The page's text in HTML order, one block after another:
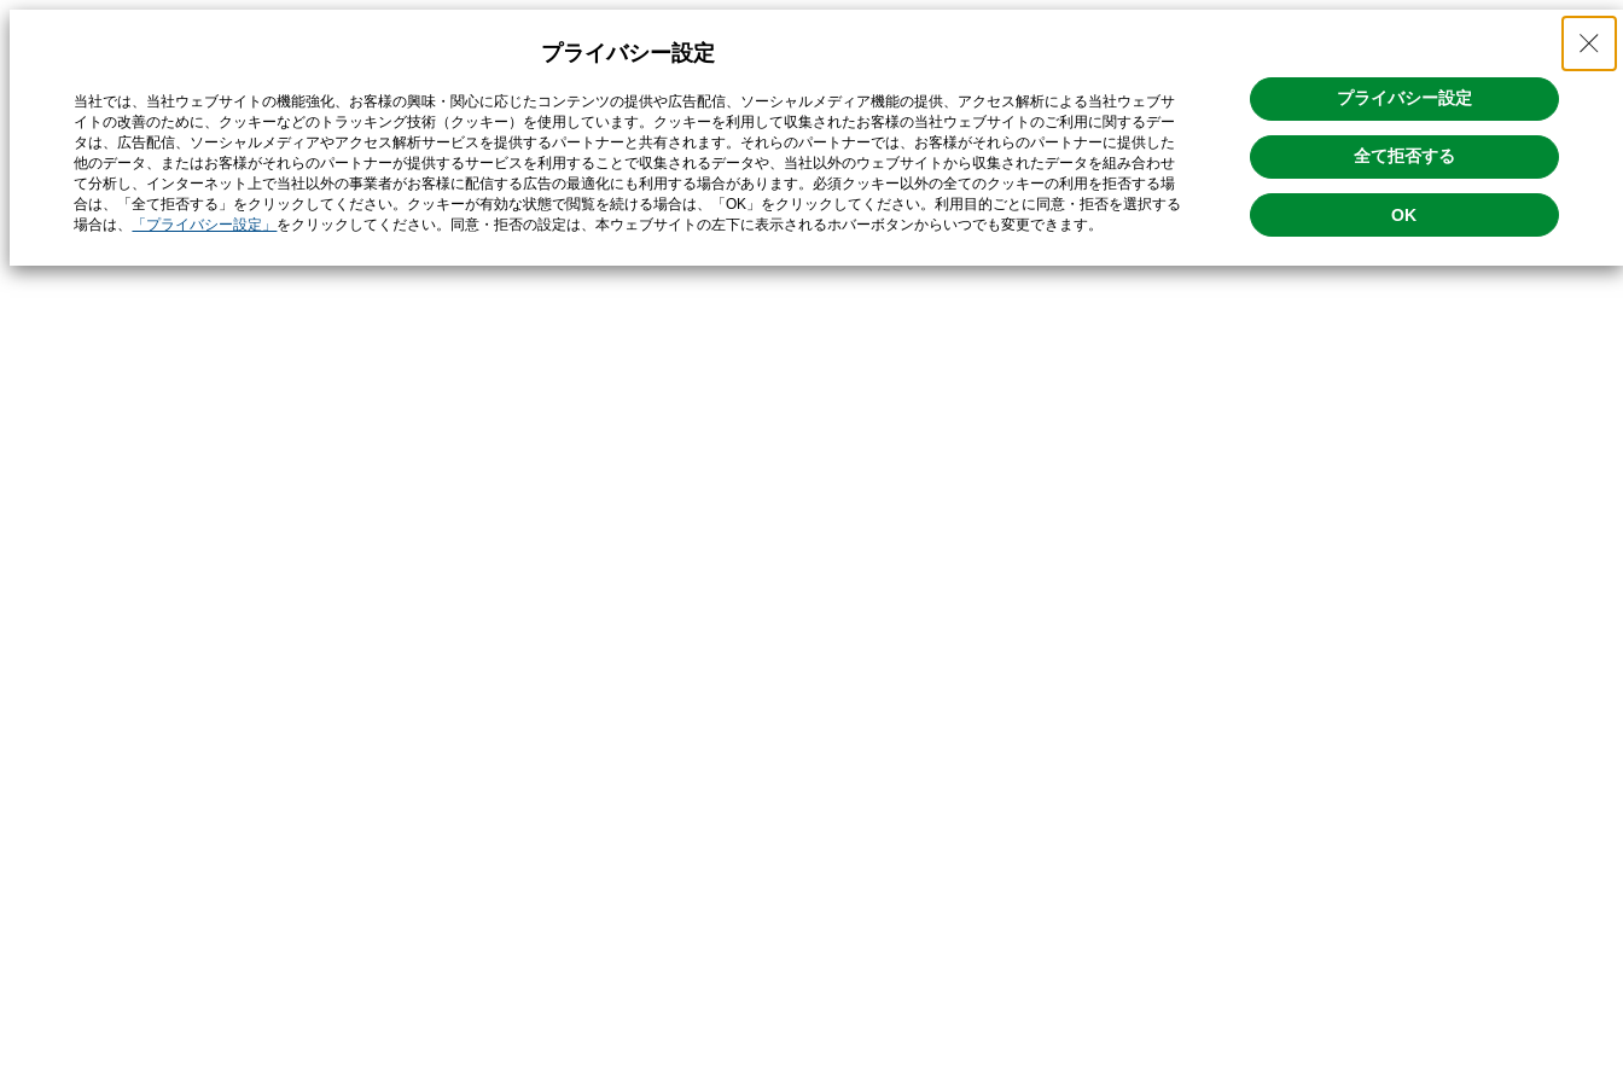
プライバシー設定
当社では、当社ウェブサイトの機能強化、お客様の興味・関心に応じたコンテンツの提供や広告配信、ソーシャルメディア機能の提供、アクセス解析による当社ウェブサ
イトの改善のために、クッキーなどのトラッキング技術（クッキー）を使用しています。クッキーを利用して収集されたお客様の当社ウェブサイトのご利用に関するデー
タは、広告配信、ソーシャルメディアやアクセス解析サービスを提供するパートナーと共有されます。それらのパートナーでは、お客様がそれらのパートナーに提供した
他のデータ、またはお客様がそれらのパートナーが提供するサービスを利用することで収集されるデータや、当社以外のウェブサイトから収集されたデータを組み合わせ
て分析し、インターネット上で当社以外の事業者がお客様に配信する広告の最適化にも利用する場合があります。必須クッキー以外の全てのクッキーの利用を拒否する場
合は、「全て拒否する」をクリックしてください。クッキーが有効な状態で閲覧を続ける場合は、「OK」をクリックしてください。利用目的ごとに同意・拒否を選択する
場合は、
「プライバシー設定」 をクリックしてください。同意・拒否の設定は、本ウェブサイトの左下に表示されるホバーボタンからいつでも変更できます。
プライバシー設定
全て拒否する
OK